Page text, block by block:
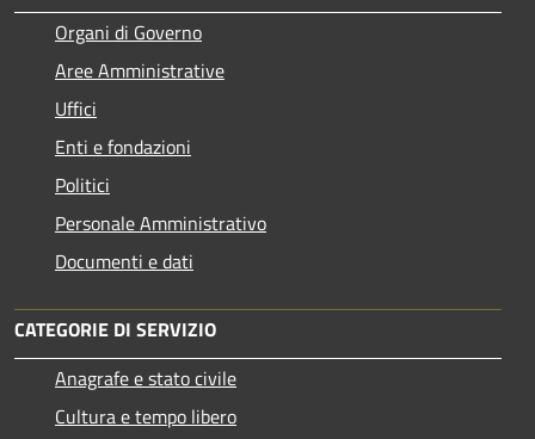
Organi di Governo
Aree Amministrative
Uffici
Enti e fondazioni
Politici
Personale Amministrativo
Documenti e dati
CATEGORIE DI SERVIZIO
Anagrafe e stato civile
Cultura e tempo libero